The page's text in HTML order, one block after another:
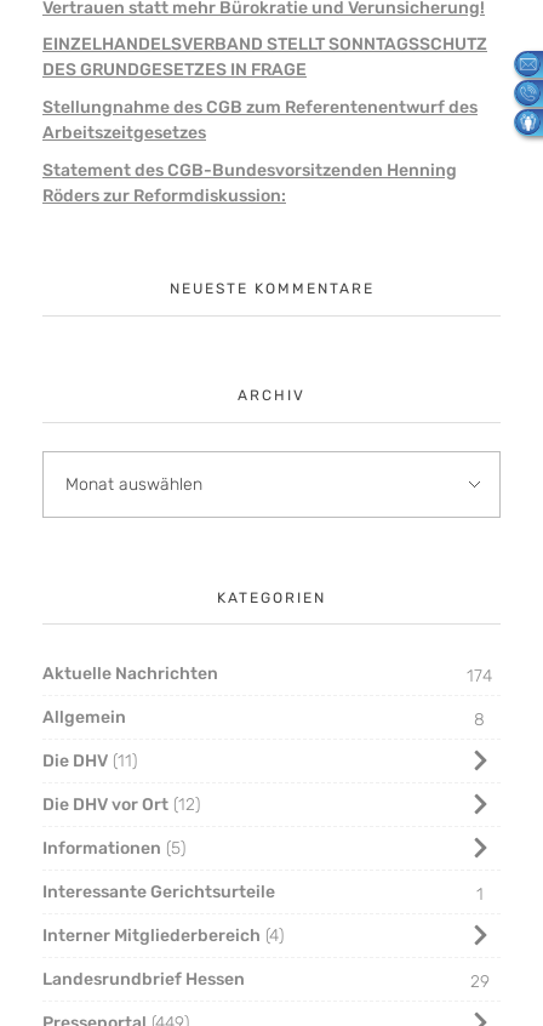
Vertrauen statt mehr Bürokratie und Verunsicherung!
EINZELHANDELSVERBAND STELLT SONNTAGSSCHUTZ
DES GRUNDGESETZES IN FRAGE
Stellungnahme des CGB zum Referentenentwurf des
Arbeitszeitgesetzes
Statement des CGB-Bundesvorsitzenden Henning
Röders zur Reformdiskussion:
NEUESTE KOMMENTARE
ARCHIV
KATEGORIEN
Aktuelle Nachrichten
174
Allgemein
8
Die DHV 11
Die DHV vor Ort 12
Informationen 5
Interessante Gerichtsurteile
1
Interner Mitgliederbereich 4
Landesrundbrief Hessen
29